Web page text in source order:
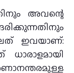
അവന്റെ
ഇവയാണ്: